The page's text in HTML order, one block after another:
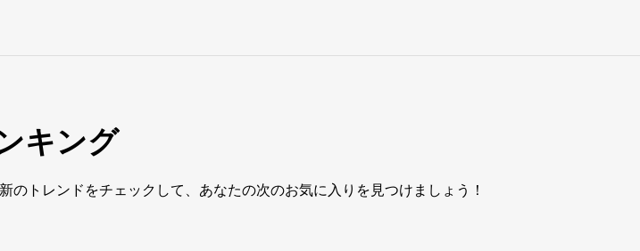
キング
トレンドをチェックして、あなたの次のお気に入りを見つけましょう！